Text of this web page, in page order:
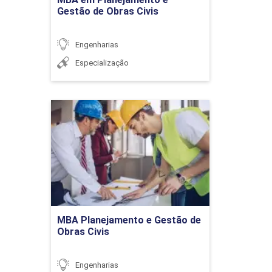
PARA DESAPROPRIAÇÃO E
MITIGAÇÃO EM ÁREAS DE
RISCO
Depreciação
Desapropriação
Gestão de Obras Civis
Engenharias
Especialização
MBA Planejamento e Gestão de
Obras Civis
Engenharias
MBA Planejamento e
Gestão de Obras Civis
Detalhes do curso
Ir para Inscrição